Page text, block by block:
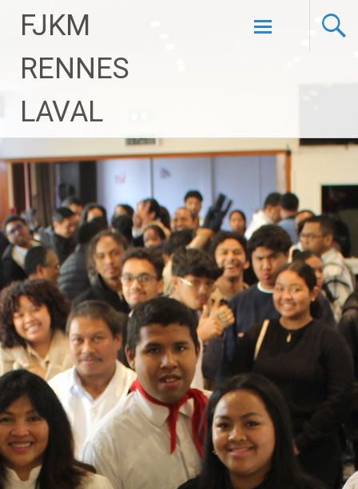
FJKM
RENNES
LAVAL